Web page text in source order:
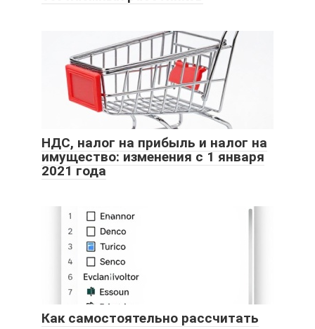
НДС, налог на прибыль и налог на
имущество: изменения с 1 января
2021 года
Как самостоятельно рассчитать